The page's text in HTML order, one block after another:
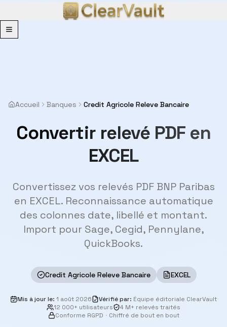
Menu
Accueil Banques Credit Agricole Releve Bancaire
Convertir relevé PDF en
EXCEL
Convertissez vos relevés PDF BNP Paribas
en EXCEL. Reconnaissance automatique
des colonnes date, libellé et montant.
Import pour Sage, Cegid, Pennylane,
QuickBooks.
Credit Agricole Releve Bancaire EXCEL
Mis à jour le: 1 août 2026 Vérifié par: Équipe éditoriale ClearVault
12 000+ utilisateurs
4 M+ relevés traités
Conforme RGPD · Chiffré de bout en bout